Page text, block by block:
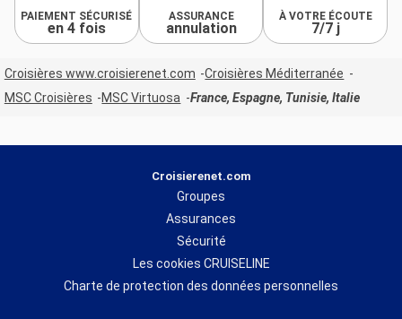
PAIEMENT SÉCURISÉ
en 4 fois
ASSURANCE
annulation
À VOTRE ÉCOUTE
7/7 j
Croisières www.croisierenet.com
Croisières Méditerranée
MSC Croisières
MSC Virtuosa France, Espagne, Tunisie, Italie
Croisierenet.com
Groupes
Assurances
Sécurité
Les cookies CRUISELINE
Charte de protection des données personnelles